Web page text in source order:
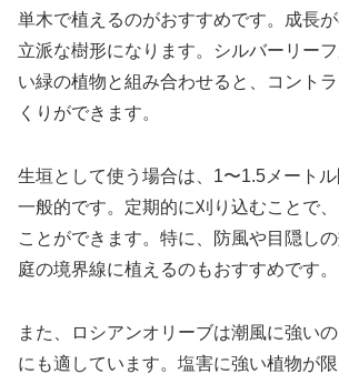
単木で植えるのがおすすめです。成長
立派な樹形になります。シルバーリー
い緑の植物と組み合わせると、コント
くりができます。
生垣として使う場合は、1〜1.5メート
一般的です。定期的に刈り込むことで
ことができます。特に、防風や目隠しの
庭の境界線に植えるのもおすすめです。
また、ロシアンオリーブは潮風に強い
にも適しています。塩害に強い植物が